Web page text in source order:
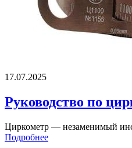
17.07.2025
Руководство по
Циркометр — незаменимый
Подробнее